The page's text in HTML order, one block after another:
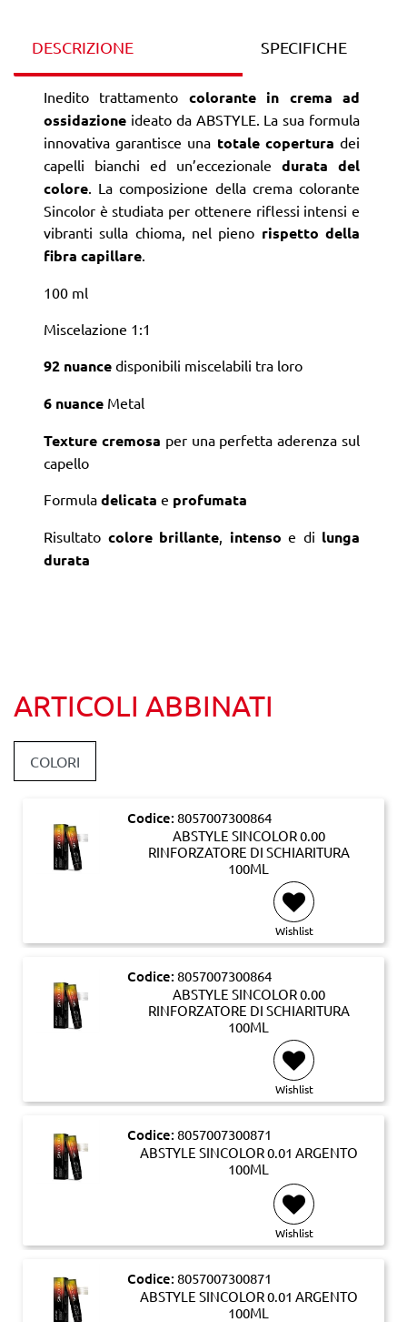
DESCRIZIONE SPECIFICHE
Inedito trattamento colorante in crema ad
ossidazione ideato da ABSTYLE. La sua formula
innovativa garantisce una totale coperturadei
capelli bianchi ed un’eccezionale durata del
colore. La composizione della crema colorante
Sincolor è studiata per ottenere riflessi intensi e
vibranti sulla chioma, nel pieno rispetto della
fibra capillare.
100 ml
Miscelazione 1:1
92 nuance disponibili miscelabili tra loro
6 nuance Metal
Texture cremosa per una perfetta aderenza sul
capello
Formula delicata e profumata
Risultato colore brillante, intenso e di lunga
durata
ARTICOLI ABBINATI
COLORI
Codice: 8057007300864
ABSTYLE SINCOLOR 0.00
RINFORZATORE DI SCHIARITURA
100ML
Wishlist
Codice: 8057007300864
ABSTYLE SINCOLOR 0.00
RINFORZATORE DI SCHIARITURA
100ML
Wishlist
Codice: 8057007300871
ABSTYLE SINCOLOR 0.01 ARGENTO
100ML
Wishlist
Codice: 8057007300871
ABSTYLE SINCOLOR 0.01 ARGENTO
100ML